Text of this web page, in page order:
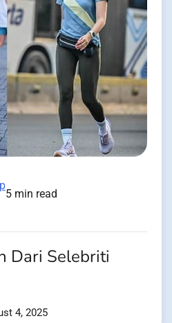
5 min read
Dari Selebriti
4, 2025